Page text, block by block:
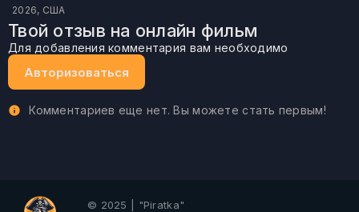
2026, США
Твой отзыв на онлайн фильм
Для добавления комментария вам необходимо
Авторизоваться
Комментариев еще нет. Вы можете стать первым!
© 2025 | "Piratka"